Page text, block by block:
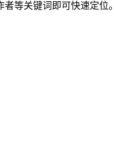
等关键词即可快速定位。